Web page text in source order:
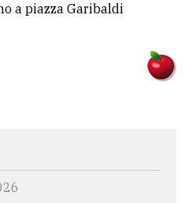
a piazza Garibaldi